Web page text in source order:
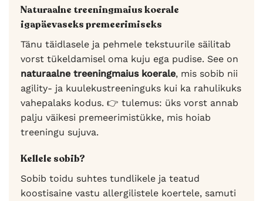
Naturaalne treeningmaius koerale
igapäevaseks premeerimiseks
Tänu täidlasele ja pehmele tekstuurile säilitab
vorst tükeldamisel oma kuju ega pudise. See on
naturaalne treeningmaius koerale, mis sobib nii
agility- ja kuulekustreeninguks kui ka rahulikuks
vahepalaks kodus. 👉 tulemus: üks vorst annab
palju väikesi premeerimistükke, mis hoiab
treeningu sujuva.
Kellele sobib?
Sobib toidu suhtes tundlikele ja teatud
koostisaine vastu allergilistele koertele, samuti